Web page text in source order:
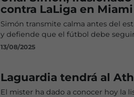
contra LaLiga en Miami
Simón transmite calma antes del
y defiende que el fútbol debe
13/08/2025
Laguardia tendrá al
El mister ha dado a conocer hoy la